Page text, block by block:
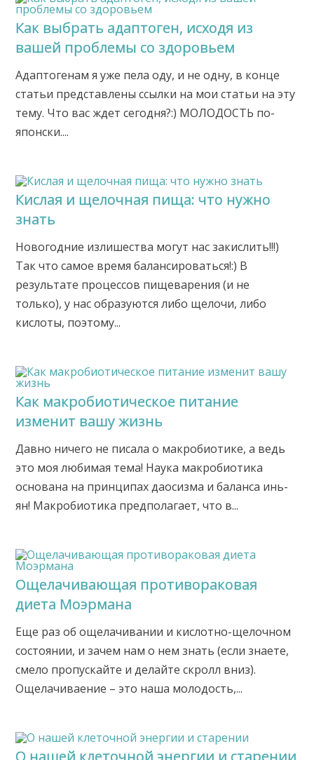
Как выбрать адаптоген, исходя из
вашей проблемы со здоровьем
Адаптогенам я уже пела оду, и не одну, в конце
статьи представлены ссылки на мои статьи на эту
тему. Что вас ждет сегодня?:) МОЛОДОСТЬ по-
японски....
Кислая и щелочная пища: что нужно
знать
Новогодние излишества могут нас закислить!!!)
Так что самое время балансироваться!:) В
результате процессов пищеварения (и не
только), у нас образуются либо щелочи, либо
кислоты, поэтому...
Как макробиотическое питание
изменит вашу жизнь
Давно ничего не писала о макробиотике, а ведь
это моя любимая тема! Наука макробиотика
основана на принципах даосизма и баланса инь-
ян! Макробиотика предполагает, что в...
Ощелачивающая противораковая
диета Моэрмана
Еще раз об ощелачивании и кислотно-щелочном
состоянии, и зачем нам о нем знать (если знаете,
смело пропускайте и делайте скролл вниз).
Ощелачиваение – это наша молодость,...